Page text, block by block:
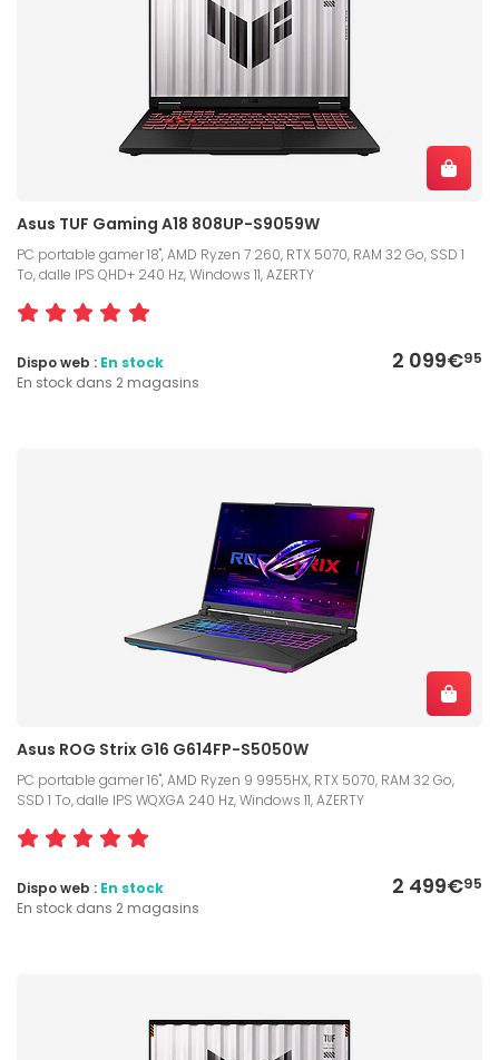
Asus TUF Gaming A18 808UP-S9059W
PC portable gamer 18", AMD Ryzen 7 260, RTX 5070, RAM 32 Go, SSD 1
To, dalle IPS QHD+ 240 Hz, Windows 11, AZERTY
2 099€95
Dispo web : En stock
En stock dans 2 magasins
Asus ROG Strix G16 G614FP-S5050W
PC portable gamer 16", AMD Ryzen 9 9955HX, RTX 5070, RAM 32 Go,
SSD 1 To, dalle IPS WQXGA 240 Hz, Windows 11, AZERTY
2 499€95
Dispo web : En stock
En stock dans 2 magasins